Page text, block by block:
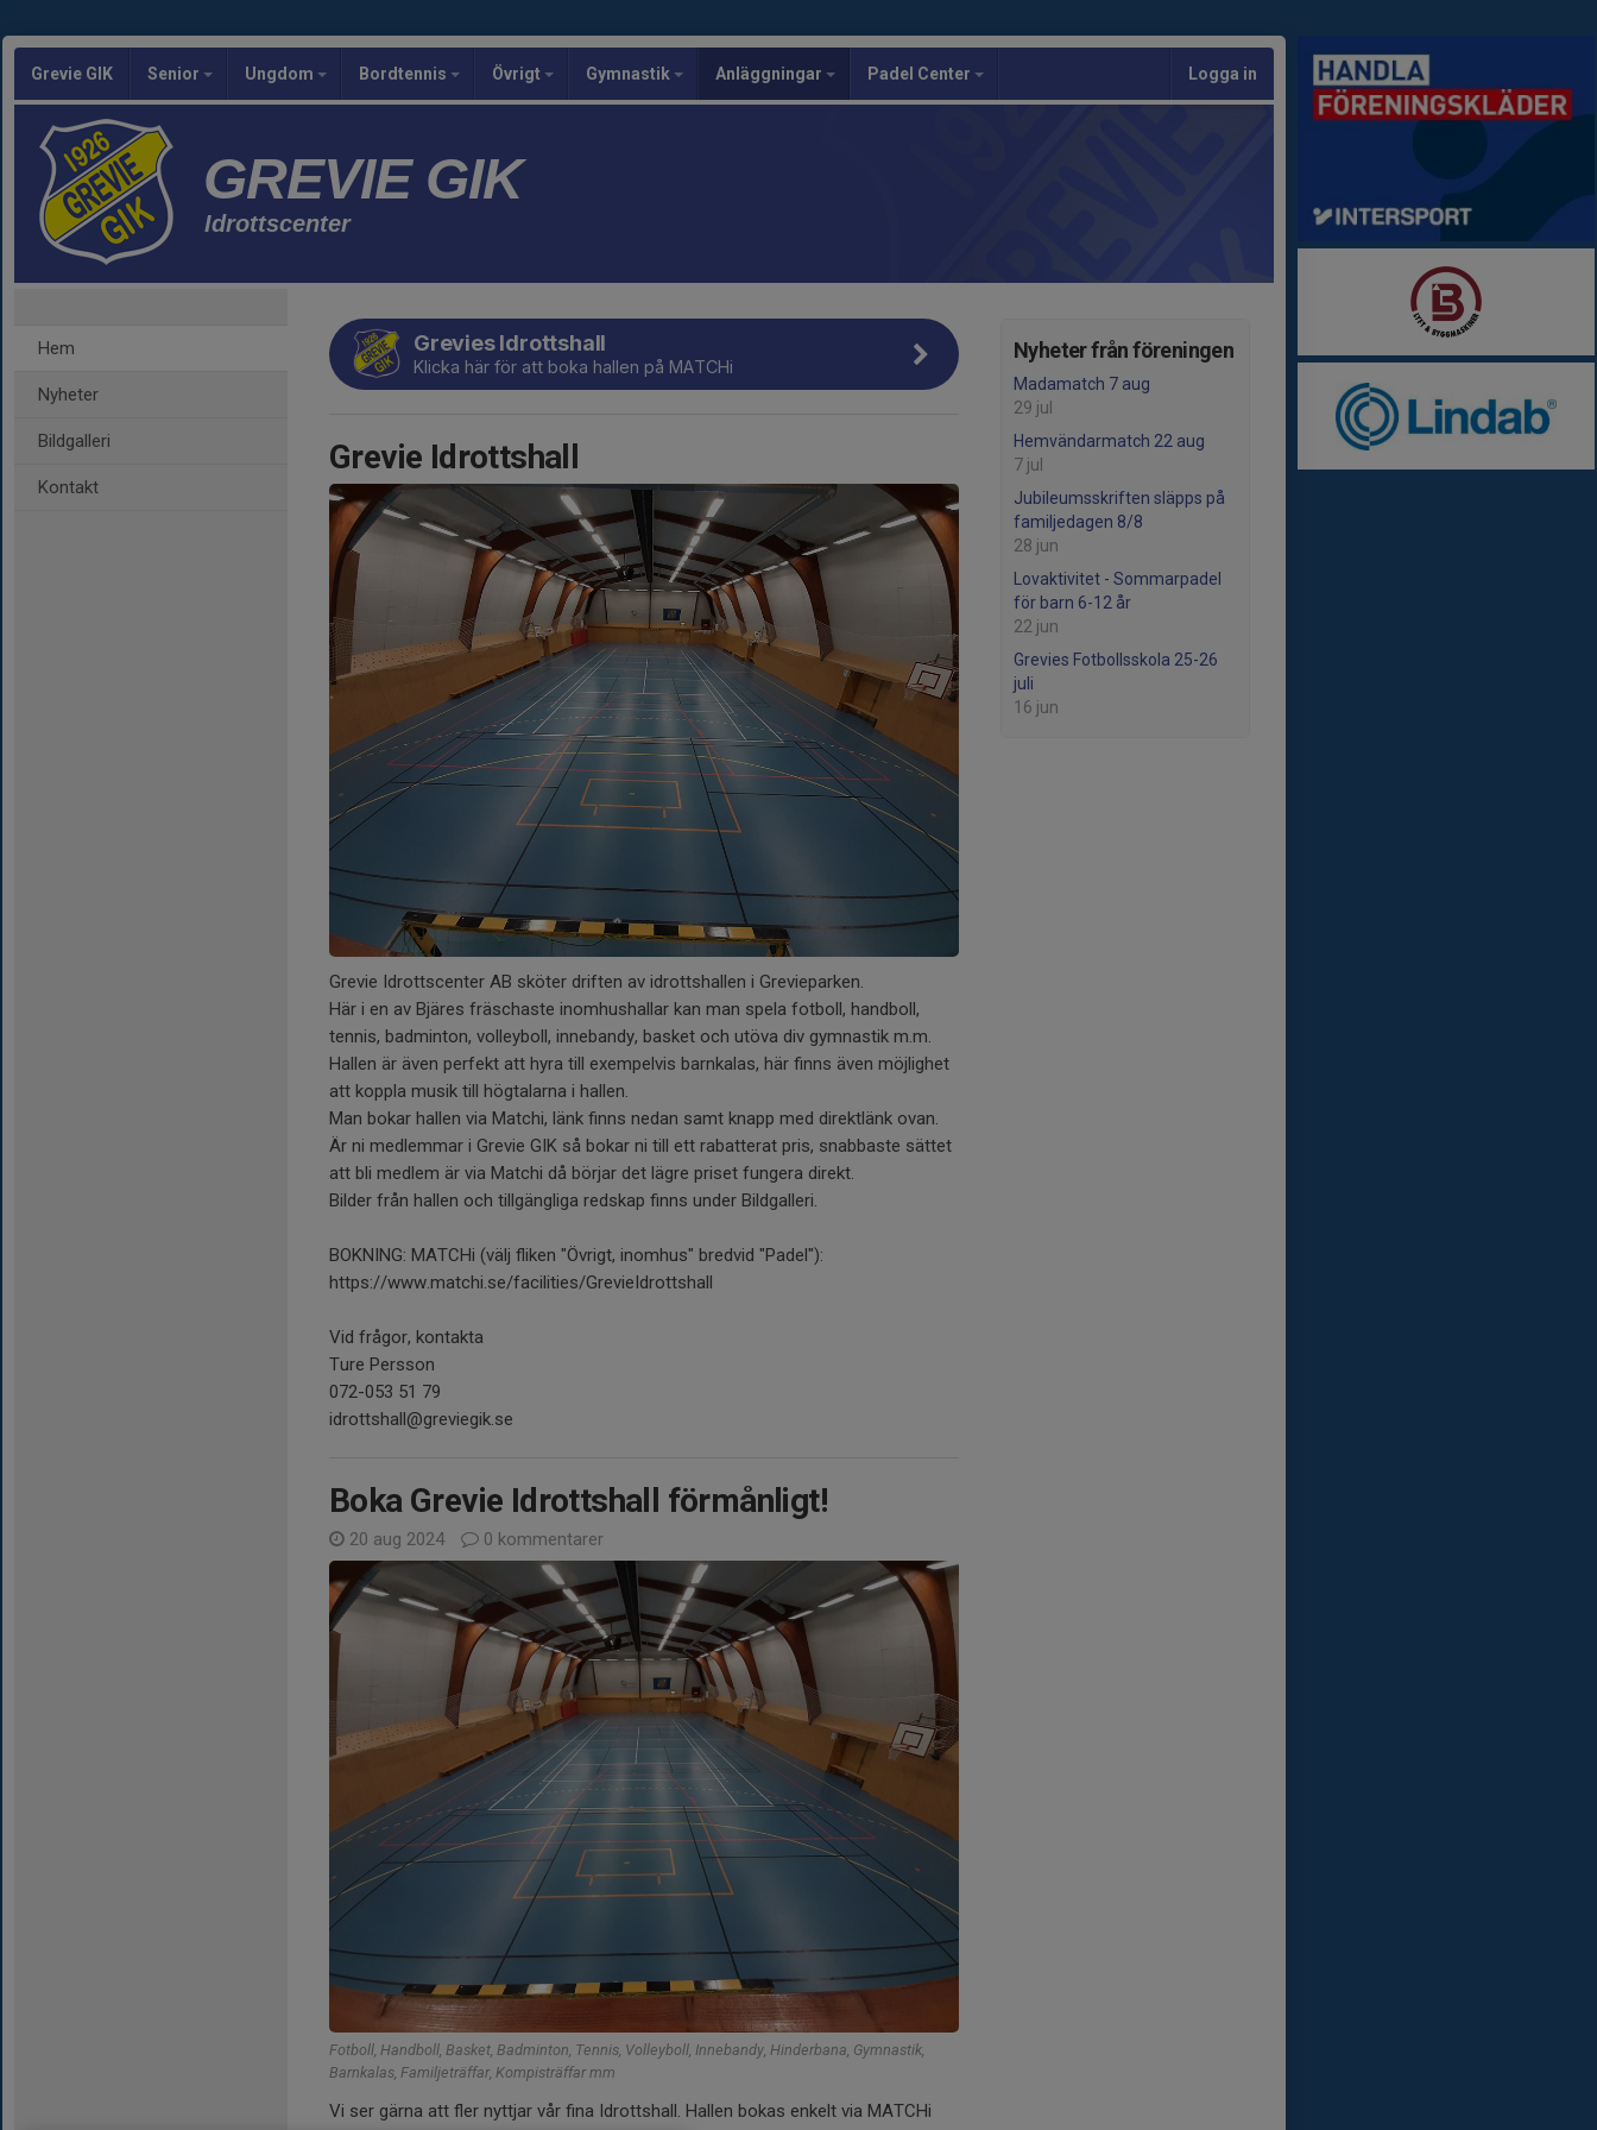
Grevie GIK Senior Ungdom Bordtennis Övrigt Gymnastik Anläggningar Padel Center Logga in
GREVIE GIK
Idrottscenter
Hem
Nyheter
Bildgalleri
Kontakt
Nyheter från föreningen
Madamatch 7 aug
29 jul
Hemvändarmatch 22 aug
7 jul
Jubileumsskriften släpps på
familjedagen 8/8
28 jun
Lovaktivitet - Sommarpadel
för barn 6-12 år
22 jun
Grevies Fotbollsskola 25-26
juli
16 jun
Grevies Idrottshall
Klicka här för att boka hallen på MATCHi
Grevie Idrottshall
Grevie Idrottscenter AB sköter driften av idrottshallen i Grevieparken.
Här i en av Bjäres fräschaste inomhushallar kan man spela fotboll, handboll,
tennis, badminton, volleyboll, innebandy, basket och utöva div gymnastik m.m.
Hallen är även perfekt att hyra till exempelvis barnkalas, här finns även möjlighet
att koppla musik till högtalarna i hallen.
Man bokar hallen via Matchi, länk finns nedan samt knapp med direktlänk ovan.
Är ni medlemmar i Grevie GIK så bokar ni till ett rabatterat pris, snabbaste sättet
att bli medlem är via Matchi då börjar det lägre priset fungera direkt.
Bilder från hallen och tillgängliga redskap finns under Bildgalleri.
BOKNING: MATCHi (välj fliken "Övrigt, inomhus" bredvid "Padel"):
https://www.matchi.se/facilities/GrevieIdrottshall
Vid frågor, kontakta
Ture Persson
072-053 51 79
idrottshall@greviegik.se
Boka Grevie Idrottshall förmånligt!
20 aug 2024 0 kommentarer
Fotboll, Handboll, Basket, Badminton, Tennis, Volleyboll, Innebandy, Hinderbana, Gymnastik,
Barnkalas, Familjeträffar, Kompisträffar mm
Vi ser gärna att fler nyttjar vår fina Idrottshall. Hallen bokas enkelt via MATCHi